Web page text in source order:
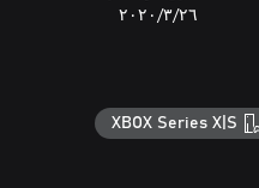
٢٦‏/٣‏/٢٠٢٠
XBOX Series X|S